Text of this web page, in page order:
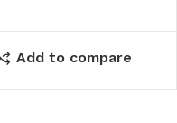
Add to compare